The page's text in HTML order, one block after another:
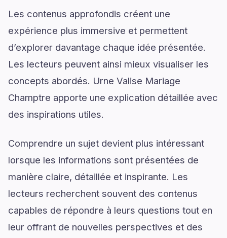
Les contenus approfondis créent une
expérience plus immersive et permettent
d’explorer davantage chaque idée présentée.
Les lecteurs peuvent ainsi mieux visualiser les
concepts abordés. Urne Valise Mariage
Champtre apporte une explication détaillée avec
des inspirations utiles.
Comprendre un sujet devient plus intéressant
lorsque les informations sont présentées de
manière claire, détaillée et inspirante. Les
lecteurs recherchent souvent des contenus
capables de répondre à leurs questions tout en
leur offrant de nouvelles perspectives et des